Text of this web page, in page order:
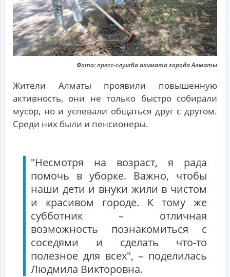
Фото: пресс-служба акимата города Алматы
Жители Алматы проявили повышенную
активность, они не только быстро собирали
мусор, но и успевали общаться друг с другом.
Среди них были и пенсионеры.
"Несмотря на возраст, я рада
помочь в уборке. Важно, чтобы
наши дети и внуки жили в чистом
и красивом городе. К тому же
субботник – отличная
возможность познакомиться с
соседями и сделать что-то
полезное для всех", – поделилась
Людмила Викторовна.